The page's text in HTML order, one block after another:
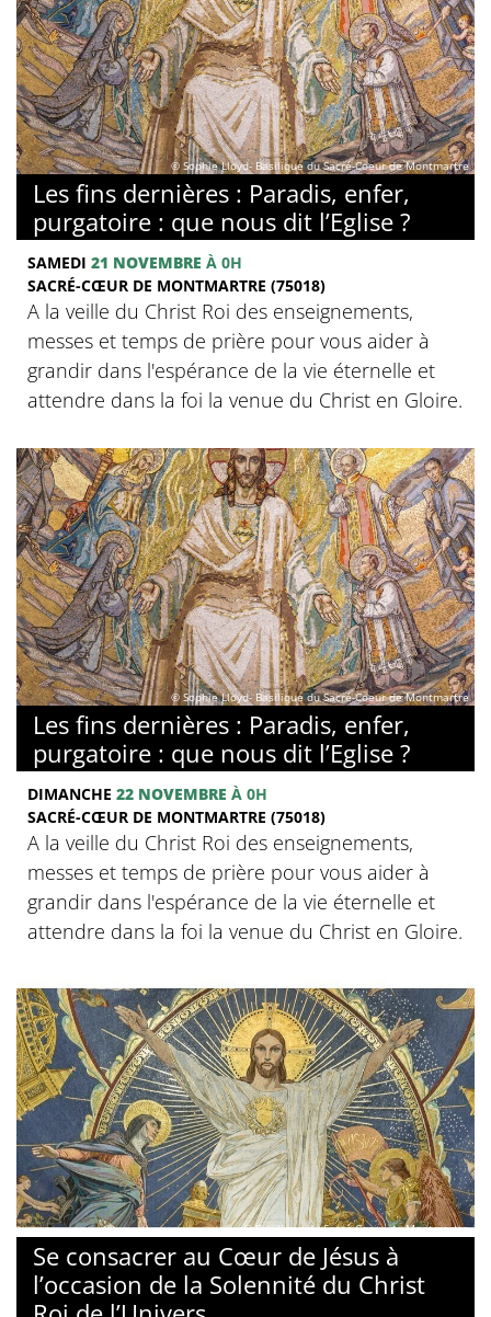
© Sophie Lloyd- Basilique du Sacré-Coeur de Montmartre
Les fins dernières : Paradis, enfer,
purgatoire : que nous dit l’Eglise ?
SAMEDI 21 NOVEMBRE À 0H
SACRÉ-CŒUR DE MONTMARTRE (75018)
A la veille du Christ Roi des enseignements,
messes et temps de prière pour vous aider à
grandir dans l'espérance de la vie éternelle et
attendre dans la foi la venue du Christ en Gloire.
© Sophie Lloyd- Basilique du Sacré-Coeur de Montmartre
Les fins dernières : Paradis, enfer,
purgatoire : que nous dit l’Eglise ?
DIMANCHE 22 NOVEMBRE À 0H
SACRÉ-CŒUR DE MONTMARTRE (75018)
A la veille du Christ Roi des enseignements,
messes et temps de prière pour vous aider à
grandir dans l'espérance de la vie éternelle et
attendre dans la foi la venue du Christ en Gloire.
© Basilique du Sacré-Coeur de Montmartre
Se consacrer au Cœur de Jésus à
l’occasion de la Solennité du Christ